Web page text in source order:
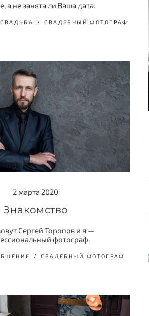
а не занята ли Ваша дата.
СВАДЬБА СВАДЕБНЫЙ ФОТОГРАФ
2 марта 2020
Знакомство
Сергей Торопов и я —
фотограф.
СВАДЕБНЫЙ ФОТОГРАФ